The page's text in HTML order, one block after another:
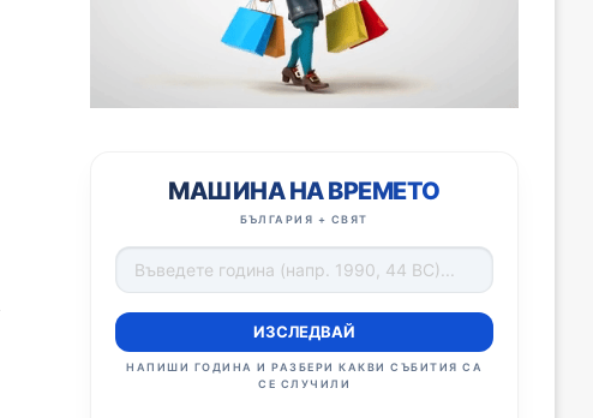
МАШИНА НА ВРЕМЕТО
БЪЛГАРИЯ + СВЯТ
ИЗСЛЕДВАЙ
НАПИШИ ГОДИНА И РАЗБЕРИ КАКВИ СЪБИТИЯ СА
СЕ СЛУЧИЛИ